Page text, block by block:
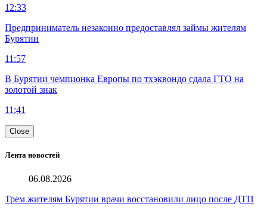
12:33
Предприниматель незаконно предоставлял займы жителям
Бурятии
11:57
В Бурятии чемпионка Европы по тхэквондо сдала ГТО на
золотой знак
11:41
Close
Лента новостей
06.08.2026
Трем жителям Бурятии врачи восстановили лицо после ДТП